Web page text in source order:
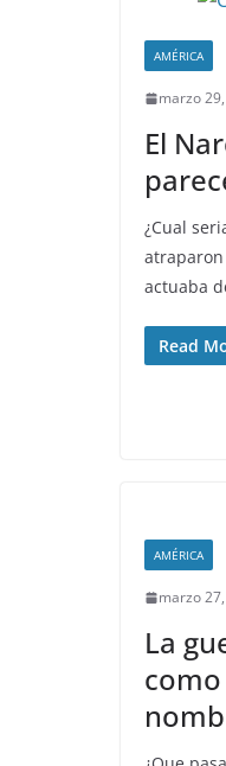
AMÉRICA
marzo
El
¿Cual
actuaba
Read
AMÉRICA
marzo
La